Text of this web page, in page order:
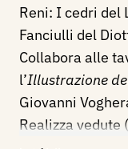
Reni: I cedri del
Fanciulli del
Collabora alle
l’Illustrazione
Giovanni
Realizza vedute